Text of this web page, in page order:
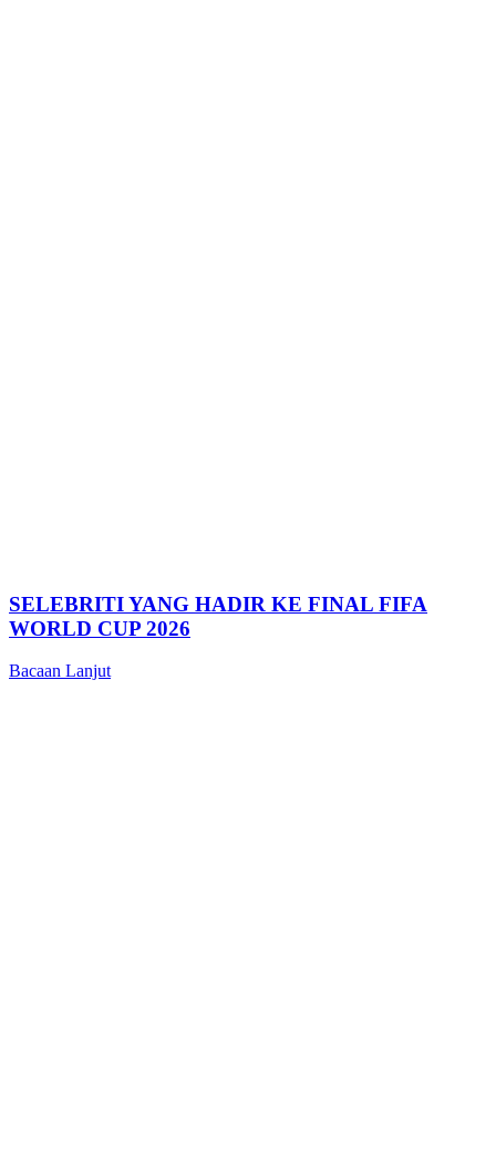
SELEBRITI YANG HADIR KE FINAL FIFA
WORLD CUP 2026
Bacaan Lanjut